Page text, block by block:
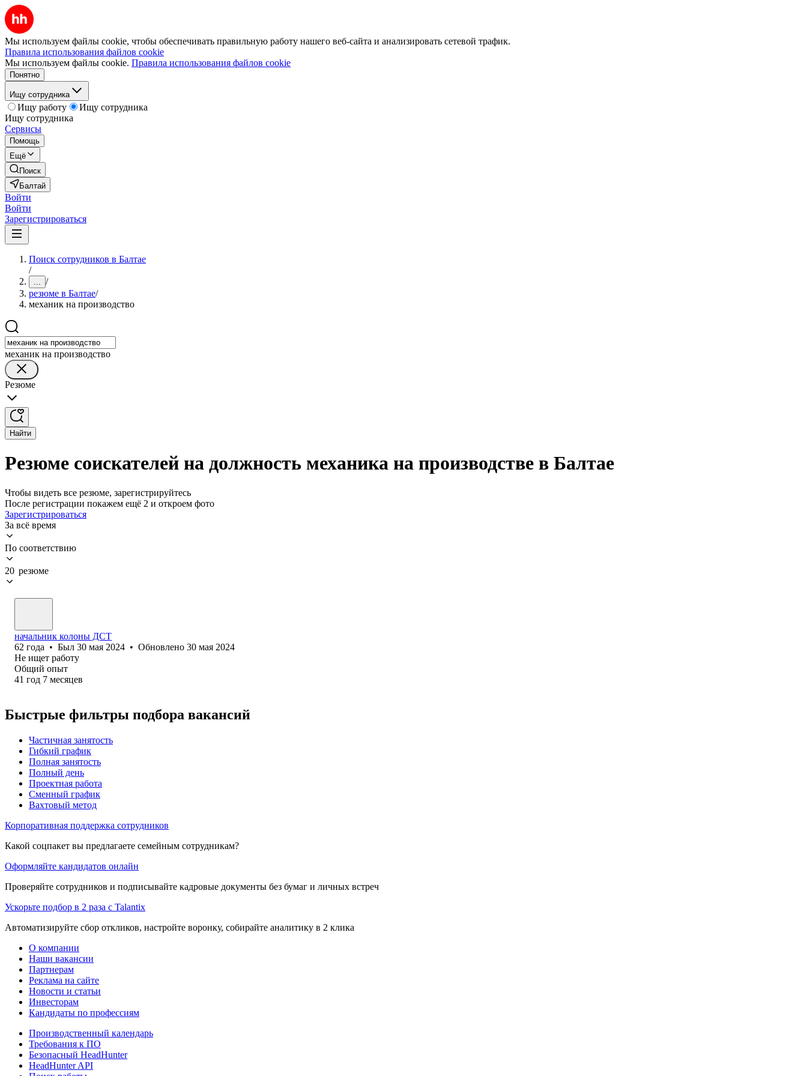
Мы используем файлы cookie, чтобы обеспечивать правильную работу нашего веб-сайта и анализировать сетевой трафик.
Правила использования файлов cookie
Мы используем файлы cookie. Правила использования файлов cookie
Понятно
Ищу сотрудника
Ищу работу
Ищу сотрудника
Ищу сотрудника
Сервисы
Помощь
Ещё
Поиск
Балтай
Войти
Войти
Зарегистрироваться
Поиск сотрудников в Балтае
/
... /
резюме в Балтае/
механик на производство
механик на производство
Резюме
Найти
Резюме соискателей на должность механика на производстве в Балтае
Чтобы видеть все резюме, зарегистрируйтесь
После регистрации покажем ещё 2 и откроем фото
Зарегистрироваться
За всё время
По соответствию
20 резюме
начальник колоны ДСТ
62 года • Был 30 мая 2024 • Обновлено 30 мая 2024
Не ищет работу
Общий опыт
41 год 7 месяцев
Быстрые фильтры подбора вакансий
Частичная занятость
Гибкий график
Полная занятость
Полный день
Проектная работа
Сменный график
Вахтовый метод
Корпоративная поддержка сотрудников
Какой соцпакет вы предлагаете семейным сотрудникам?
Оформляйте кандидатов онлайн
Проверяйте сотрудников и подписывайте кадровые документы без бумаг и личных встреч
Ускорьте подбор в 2 раза с Talantix
Автоматизируйте сбор откликов, настройте воронку, собирайте аналитику в 2 клика
О компании
Наши вакансии
Партнерам
Реклама на сайте
Новости и статьи
Инвесторам
Кандидаты по профессиям
Производственный календарь
Требования к ПО
Безопасный HeadHunter
HeadHunter API